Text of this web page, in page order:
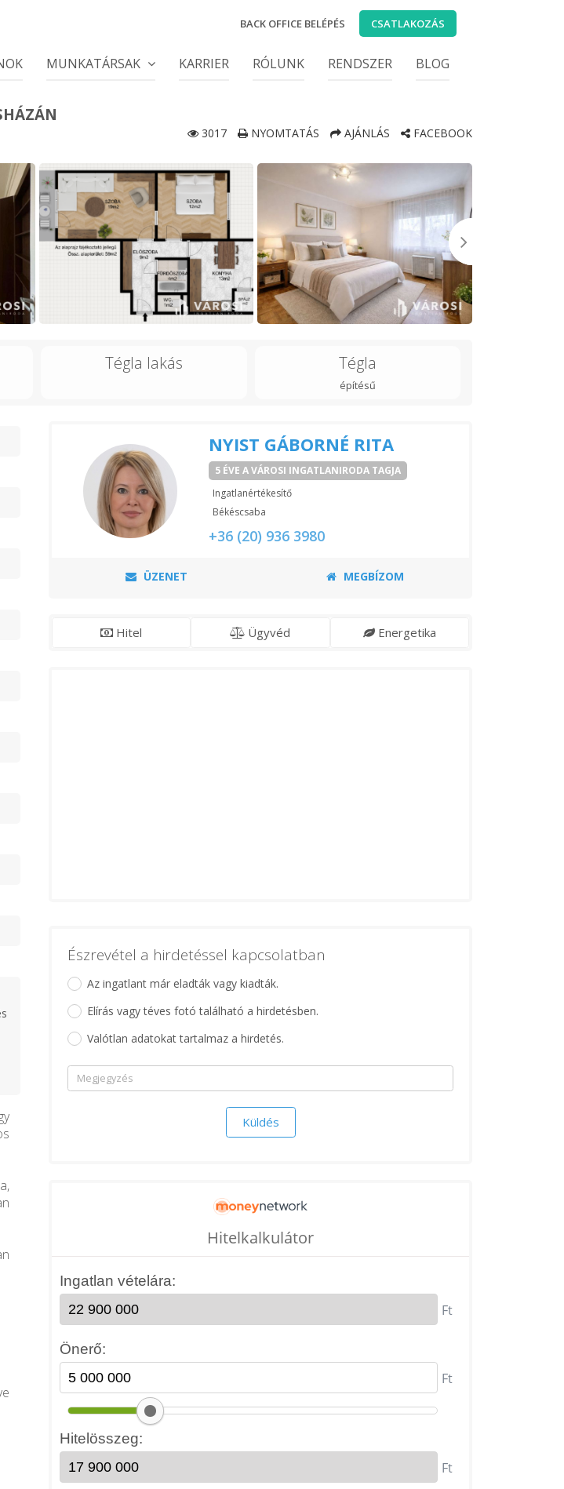
BACK OFFICE BELÉPÉS CSATLAKOZÁS
MUNKATÁRSAK KARRIER RÓLUNK RENDSZER BLOG
3017 NYOMTATÁS AJÁNLÁS FACEBOOK
Tégla lakás Tégla
építésű
NYIST GÁBORNÉ RITA
5 ÉVE A VÁROSI INGATLANIRODA TAGJA
Ingatlanértékesítő
Békéscsaba
+36 (20) 936 3980
ÜZENET MEGBÍZOM
Hitel Ügyvéd Energetika
Észrevétel a hirdetéssel kapcsolatban
Az ingatlant már eladták vagy kiadták.
Elírás vagy téves fotó található a hirdetésben.
Valótlan adatokat tartalmaz a hirdetés.